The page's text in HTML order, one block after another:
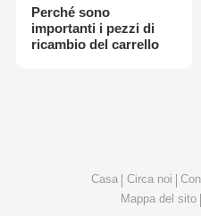
Perché sono
importanti i pezzi di
ricambio del carrello
Casa Circa noi
Mappa del sito